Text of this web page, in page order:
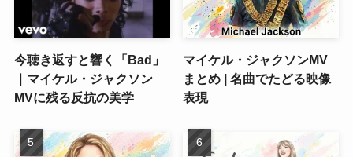
今聴き返すと響く「Bad」
｜マイケル・ジャクソン
MVに残る反抗の美学
マイケル・ジャクソンMV
まとめ | 名曲でたどる映像
表現